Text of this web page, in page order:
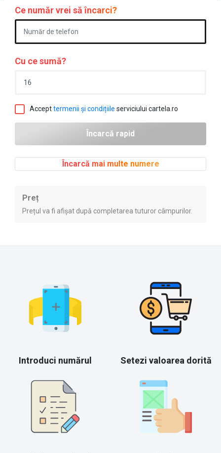
Ce număr vrei să încarci?
Cu ce sumă?
Accepttermenii și condițiile serviciului cartela.ro
Încarcă mai multe numere
Preț
Prețul va fi afișat după completarea tuturor câmpurilor.
Introduci numărul Setezi valoarea dorită